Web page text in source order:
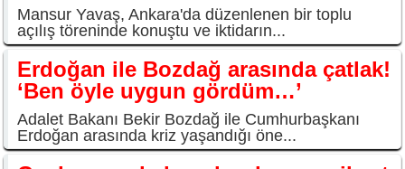
Mansur Yavaş, Ankara'da düzenlenen bir toplu
açılış töreninde konuştu ve iktidarın...
Erdoğan ile Bozdağ arasında çatlak!
‘Ben öyle uygun gördüm…’
Adalet Bakanı Bekir Bozdağ ile Cumhurbaşkanı
Erdoğan arasında kriz yaşandığı öne...